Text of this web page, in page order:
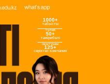
125+
50+
1000+
серіктес компания
тәжірибелі
оқытушы
табысты
түлек